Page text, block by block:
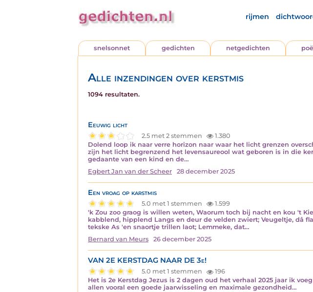
rijmen
snelsonnet gedichten netgedichten
Alle inzendingen over kerstmis
1094 resultaten.
Eeuwig licht
2.5 met 2 stemmen
1.380
Dolend loop ik naar verre horizon naar waar het licht grenzen
zijn het licht begrenzend het levensaureool wat geboren is in die
gedaante van een kind en de…
Egbert Jan van der Scheer
28 december 2025
Een vroag op karstmis
5.0 met 1 stemmen
1.599
'k Zou zoo graog is willen weten, Waorum toch bij nacht en kou 't
kabblend, hipplend Langs en deur de velden zwiert; Veugeltje, dâ
tekske As 'en snaortje trillen laot; Lemmeke, dat…
Bernard van Meurs
26 december 2025
VAN 2E KERSTDAG NAAR DE 3e!
5.0 met 1 stemmen
196
Het is 2e Kerstdag Jezus is 2 dagen oud het verhaal 2025 jaar ik
allen vooral een goede jaarwisseling en maximale gezondheid…